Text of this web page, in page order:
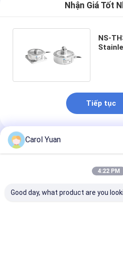
Nhận Giá Tốt
NS-
Tiếp tục
Sản Phẩm Khuyến Cáo
Carol Yuan
4:22 PM
Good day, what product are you